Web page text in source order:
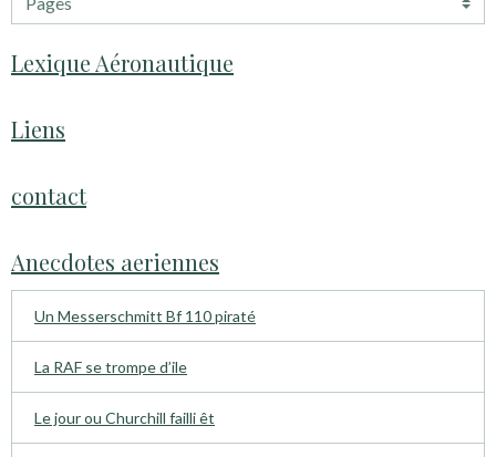
Lexique Aéronautique
Liens
contact
Anecdotes aeriennes
Un Messerschmitt Bf 110 piraté
La RAF se trompe d’ile
Le jour ou Churchill failli êt